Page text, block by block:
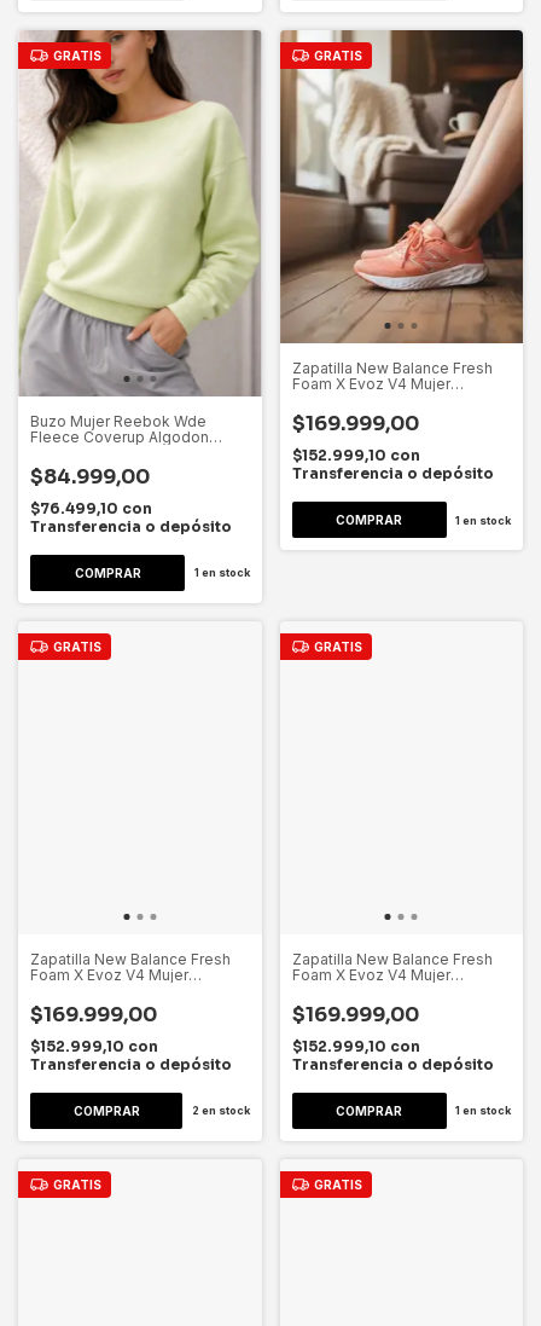
GRATIS
Buzo Mujer Reebok Wde
Fleece Coverup Algodon
$84.999,00
$76.499,10 con
Transferencia o depósito
1 en stock
GRATIS
Zapatilla New Balance Fresh
Foam X Evoz V4 Mujer
$169.999,00
$152.999,10 con
Transferencia o depósito
1 en stock
GRATIS
Zapatilla New Balance Fresh
Foam X Evoz V4 Mujer
$169.999,00
$152.999,10 con
Transferencia o depósito
2 en stock
GRATIS
Zapatilla New Balance Fresh
Foam X Evoz V4 Mujer
$169.999,00
$152.999,10 con
Transferencia o depósito
1 en stock
GRATIS GRATIS